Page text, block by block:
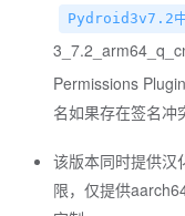
Pydroid3v7.2中
Permissions
名如果存在签名冲
该版本同时提供汉
限，仅提供